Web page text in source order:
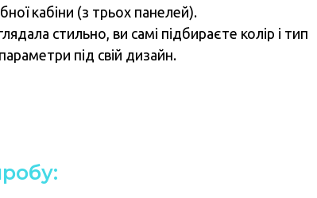
кабіни (з трьох панелей).
стильно, ви самі підбираєте колір і тип
під свій дизайн.